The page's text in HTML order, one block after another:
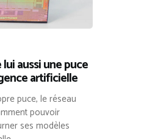
aussi une puce
artificielle
puce, le réseau
pouvoir
ses modèles